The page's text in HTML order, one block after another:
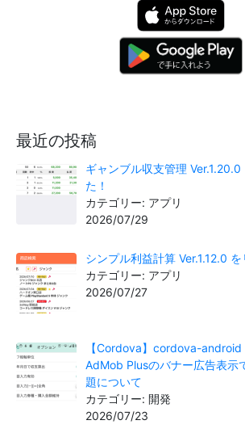
最近の投稿
ギャンブル収支管理 Ver.1.20.0
た！
カテゴリー: アプリ
2026/07/29
シンプル利益計算 Ver.1.12.0 を
カテゴリー: アプリ
2026/07/27
【Cordova】cordova-android
AdMob Plusのバナー広告表示
題について
カテゴリー: 開発
2026/07/23